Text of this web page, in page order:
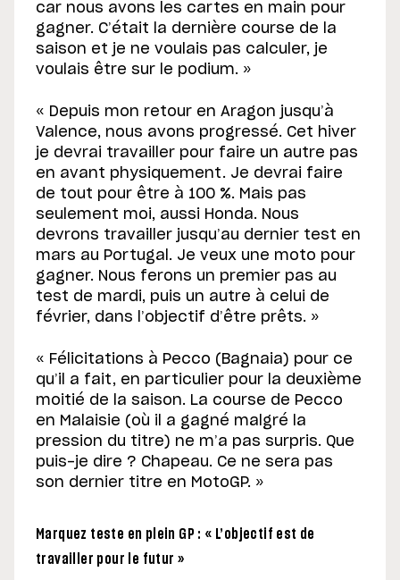
car nous avons les cartes en main pour
gagner. C’était la dernière course de la
saison et je ne voulais pas calculer, je
voulais être sur le podium. »
« Depuis mon retour en Aragon jusqu’à
Valence, nous avons progressé. Cet hiver
je devrai travailler pour faire un autre pas
en avant physiquement. Je devrai faire
de tout pour être à 100 %. Mais pas
seulement moi, aussi Honda. Nous
devrons travailler jusqu’au dernier test en
mars au Portugal. Je veux une moto pour
gagner. Nous ferons un premier pas au
test de mardi, puis un autre à celui de
février, dans l’objectif d’être prêts. »
« Félicitations à Pecco (Bagnaia) pour ce
qu’il a fait, en particulier pour la deuxième
moitié de la saison. La course de Pecco
en Malaisie (où il a gagné malgré la
pression du titre) ne m’a pas surpris. Que
puis-je dire ? Chapeau. Ce ne sera pas
son dernier titre en MotoGP. »
Marquez teste en plein GP : « L’objectif est de
travailler pour le futur »